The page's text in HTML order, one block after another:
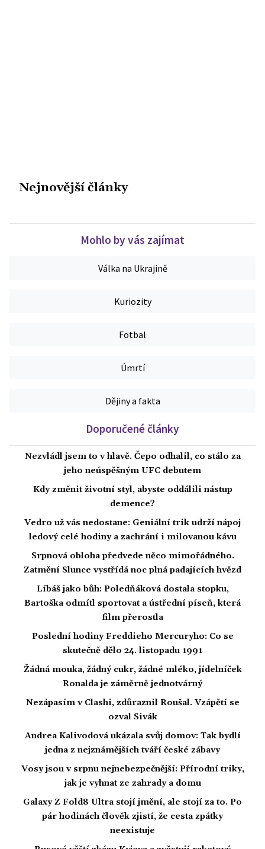
Nejnovější články
Mohlo by vás zajímat
Válka na Ukrajině
Kuriozity
Fotbal
Úmrtí
Dějiny a fakta
Doporučené články
Nezvládl jsem to v hlavě. Čepo odhalil, co stálo za
jeho neúspěšným UFC debutem
Kdy změnit životní styl, abyste oddálili nástup
demence?
Vedro už vás nedostane: Geniální trik udrží nápoj
ledový celé hodiny a zachrání i milovanou kávu
Srpnová obloha předvede něco mimořádného.
Zatmění Slunce vystřídá noc plná padajících hvězd
Líbáš jako bůh: Poledňáková dostala stopku,
Bartoška odmítl sportovat a ústřední píseň, která
film přerostla
Poslední hodiny Freddieho Mercuryho: Co se
skutečně dělo 24. listopadu 1991
Žádná mouka, žádný cukr, žádné mléko, jídelníček
Ronalda je záměrně jednotvárný
Nezápasím v Clashi, zdůraznil Roušal. Vzápětí se
ozval Sivák
Andrea Kalivodová ukázala svůj domov: Tak bydlí
jedna z nejznámějších tváří české zábavy
Vosy jsou v srpnu nejnebezpečnější: Přírodní triky,
jak je vyhnat ze zahrady a domu
Galaxy Z Fold8 Ultra stojí jmění, ale stojí za to. Po
pár hodinách člověk zjistí, že cesta zpátky
neexistuje